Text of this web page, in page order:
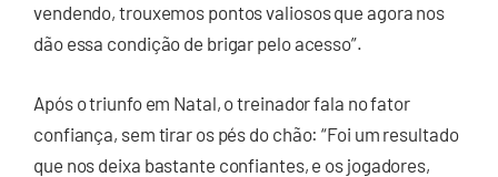
vendendo, trouxemos pontos valiosos que agora nos
dão essa condição de brigar pelo acesso”.
Após o triunfo em Natal, o treinador fala no fator
confiança, sem tirar os pés do chão: “Foi um resultado
que nos deixa bastante confiantes, e os jogadores,